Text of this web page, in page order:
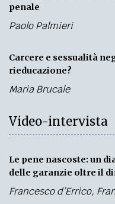
penale
Paolo Palmieri
Carcere e sessualità
rieducazione?
Maria Brucale
Video-intervista
Le pene nascoste: un
delle garanzie oltre il
Francesco d’Errico,